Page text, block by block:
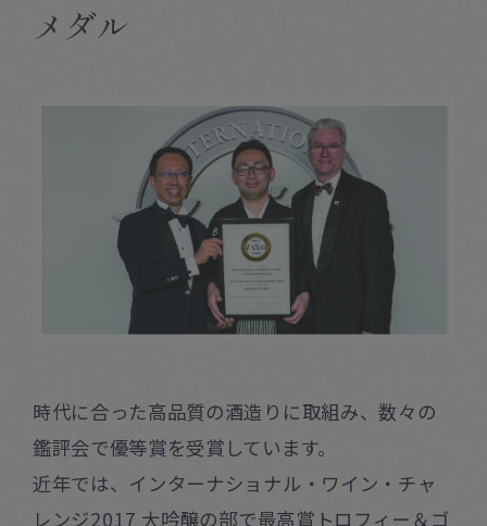
メダル
時代に合った高品質の酒造りに取組み、数々の
鑑評会で優等賞を受賞しています。
近年では、インターナショナル・ワイン・チャ
レンジ2017 大吟醸の部で最高賞トロフィー＆ゴ